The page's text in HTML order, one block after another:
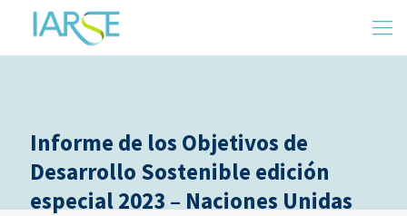
Informe de los Objetivos de
Desarrollo Sostenible edición
especial 2023 – Naciones Unidas